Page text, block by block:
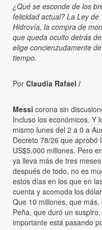
¿Qué se esconde de los
felicidad actual? La Ley
Hidrovía, la compra de
que queda oculto detrás
elige concienzudamente
tiempo.
Por Claudia Rafael /
Messi corona sin
Incluso los económicos. Y
mismo lunes del 2 a 0 a
Decreto 78/26 que aprobó
US$5.000 millones. Pero
ya lleva más de tres
después de todo, no es
estos días en los que en
cuenta y acomoda los
Que 10 millones, que
Peña, que duró un
importante está pasando